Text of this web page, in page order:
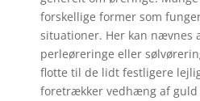
forskellige former som
situationer. Her kan nævnes
perleøreringe eller
flotte til de lidt festligere
foretrækker vedhæng af guld